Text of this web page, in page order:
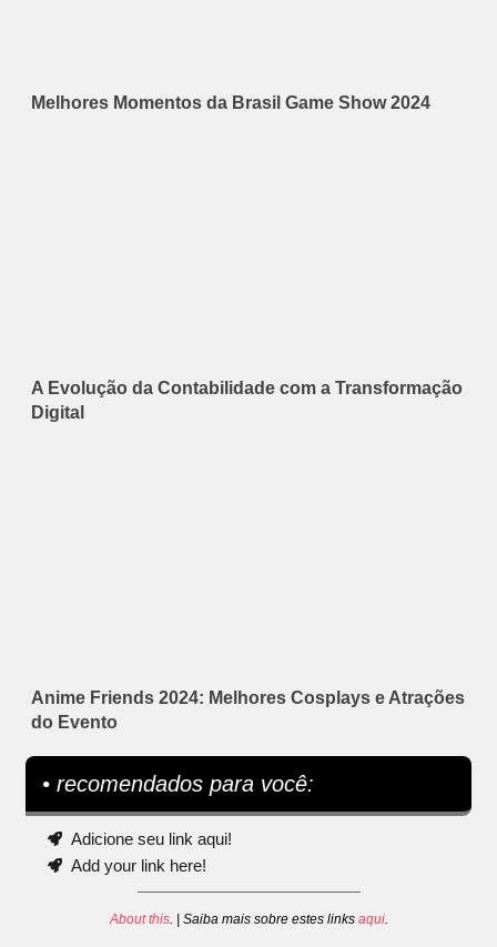
Melhores Momentos da Brasil Game Show 2024
A Evolução da Contabilidade com a Transformação
Digital
Anime Friends 2024: Melhores Cosplays e Atrações
do Evento
• recomendados para você:
Adicione seu link aqui!
Add your link here!
About this. | Saiba mais sobre estes links aqui.